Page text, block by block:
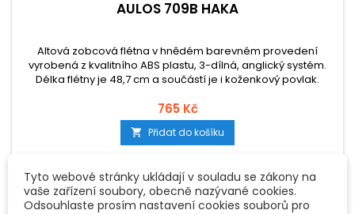
AULOS 709B HAKA
Altová zobcová flétna v hnědém barevném provedení
vyrobená z kvalitního ABS plastu, 3-dílná, anglický systém.
Délka flétny je 48,7 cm a součástí je i koženkový povlak.
765 Kč
 Přidat do košíku
Tyto webové stránky ukládají v souladu se zákony na
vaše zařízení soubory, obecně nazývané cookies.
Odsouhlaste prosím nastavení cookies souborů pro